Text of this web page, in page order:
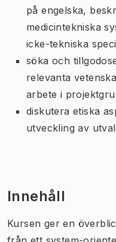
på engelska,
medicintekniska
icke-tekniska
söka och
relevanta
arbete i
diskutera etiska
utveckling av
Innehåll
Kursen ger en